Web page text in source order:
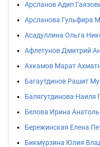
Арсланов Адип
Арсланова Гульфира
Асадуллина Ольга
Афлетунов Дмитрий
Ахкамов Марат
Багаутдинов Рашит
Балягутдинова Наиля
Белова Ирина
Бережинская Елена
Бикмурзина Юлия